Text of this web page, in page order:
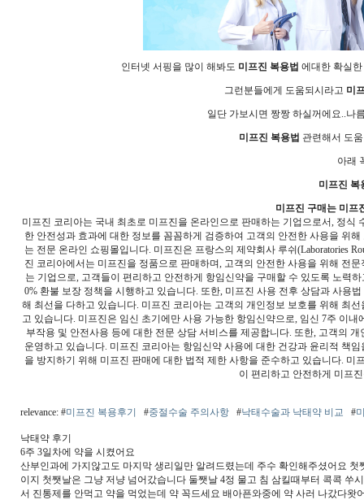
인터넷 서핑을 많이 해봐도 미­프진 복용법 에대한 확실
그런분들에게 도움되시라고 미­
일단 가보시면 짱짱 하실꺼에요..나
미­프진 복용법 관련해서 도
아래
미­프진 복
미프진 구매는 미프
미프진 코리아는 국내 최초로 미프진을 온라인으로 판매하는 기업으로서, 정
한 안전성과 효과에 대한 정보를 꼼꼼하게 검증하여 고객의 안전한 사용을 위
는 전문 온라인 쇼핑몰입니다. 미프진은 프랑스의 제약회사 루쉬(Laboratories
진 코리아에서는 미프진을 정품으로 판매하며, 고객의 안전한 사용을 위해 전
는 기업으로, 고객들이 편리하고 안전하게 항임신약을 구매할 수 있도록 노력
0% 환불 보장 정책을 시행하고 있습니다. 또한, 미프진 사용 전후 상담과 사용
해 최선을 다하고 있습니다. 미프진 코리아는 고객의 개인정보 보호를 위해 최
고 있습니다. 미프진은 임신 초기에만 사용 가능한 항임신약으로, 임신 7주 이
부작용 및 안전사용 등에 대한 전문 상담 서비스를 제공합니다. 또한, 고객의
운영하고 있습니다. 미프진 코리아는 항임신약 사용에 대한 건강과 윤리적 책
을 방지하기 위해 미프진 판매에 대한 법적 제한 사항을 준수하고 있습니다.
이 편리하고 안전하게 미프
relevance: #미프진 복용후기 #중절수술 주의사항 #낙태수술과 낙태약 비교 #
낙태약 후기
6주 3일차에 약을 시켰어요
산부인과에 가지않고도 마지막 생리일만 알려드렸는데 주수 확인해주셨어요
이지 첫쨋날은 그냥 저냥 넘어갔습니다 둘쨋날 4정 물고 침 삼킬때부터 콕콕
서 진통제를 안먹고 약을 먹었는데 약 꼭드세요 배아픈와중에 약 사러 나갔다